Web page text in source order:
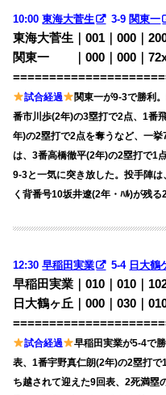
10:00東海大菅生 3-9 関東一
東海大菅生｜001｜000｜
関東一 ｜000｜000｜
試合経過
関東一が9-3で勝利
番市川歩(2年)の3塁打で2点、1番
年)の2塁打で2点を奪うなど、一
は、3番高橋徹平(2年)の2塁打で1
9-3と一気に突き放した。投手陣
く背番号10坂井遼(2年・ﾊﾙ)が残る
12:30早稲田実業 5-4 日大鶴
早稲田実業｜010｜010｜
日大鶴ヶ丘｜000｜030｜
試合経過
早稲田実業が5-4で
表、1番宇野真仁朗(2年)の2塁打
ち越されて迎えた9回表、2死満塁